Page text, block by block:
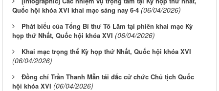
Quốc hội khóa XVI khai mạc sáng nay 6-4 (06/04/2026)
Phát biểu của Tổng Bí thư Tô Lâm tại phiên khai mạc Kỳ
họp thứ Nhất, Quốc hội khóa XVI (06/04/2026)
Khai mạc trọng thể Kỳ họp thứ Nhất, Quốc hội khóa XVI
(06/04/2026)
Đồng chí Trần Thanh Mẫn tái đắc cử chức Chủ tịch Quốc
hội khóa XVI (06/04/2026)